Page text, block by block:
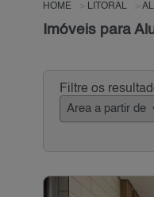
HOME LITORAL
Imóveis para
Filtre os